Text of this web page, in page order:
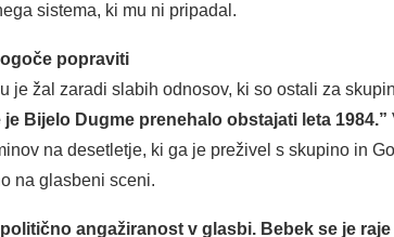
sistema, ki mu ni pripadal.
popraviti
je žal zaradi slabih odnosov, ki so ostali za
je Bijelo Dugme prenehalo obstajati leta 1984.”
na desetletje, ki ga je preživel s skupino in
na glasbeni sceni.
angažiranost v glasbi. Bebek se je